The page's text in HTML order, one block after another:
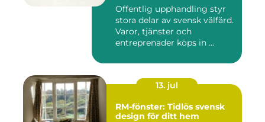
Offentlig upphandling styr
stora delar av svensk välfärd.
Varor, tjänster och
entreprenader köps in ...
13. jul
RM-fönster: Tidlös svensk
design för ditt hem